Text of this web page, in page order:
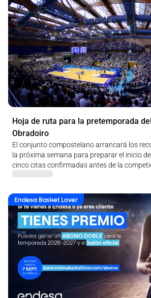
Hoja de ruta para la pretemporada
Obradoiro
El conjunto compostelano arrancará los
la próxima semana para preparar el inicio
cinco citas confirmadas antes de la
Endesa Basket Lover